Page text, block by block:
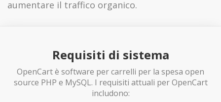
aumentare il traffico organico.
Requisiti di sistema
OpenCart è software per carrelli per la spesa open
source PHP e MySQL. I requisiti attuali per OpenCart
includono: